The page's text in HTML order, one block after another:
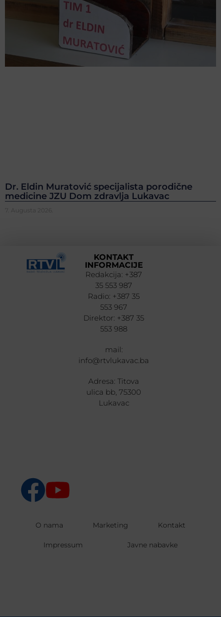
Dr. Eldin Muratović specijalista porodične
medicine JZU Dom zdravlja Lukavac
7. Augusta 2026.
KONTAKT
INFORMACIJE
Redakcija: +387
35 553 987
Radio: +387 35
553 967
Direktor: +387 35
553 988
mail:
info@rtvlukavac.ba
Adresa: Titova
ulica bb, 75300
Lukavac
O nama Marketing Kontakt
Impressum Javne nabavke